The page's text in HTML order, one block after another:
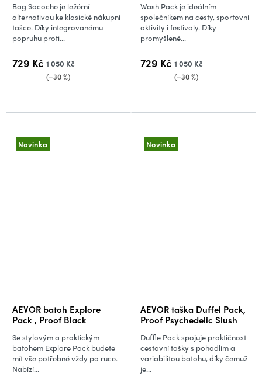
729 Kč 1 050 Kč
(–30 %)
Bag Sacoche je ležérní
alternativou ke klasické nákupní
tašce. Díky integrovanému
popruhu proti...
729 Kč 1 050 Kč
(–30 %)
Wash Pack je ideálním
společníkem na cesty, sportovní
aktivity i festivaly. Díky
promyšlené...
Novinka
AEVOR batoh Explore
Pack , Proof Black
Se stylovým a praktickým
batohem Explore Pack budete
mít vše potřebné vždy po ruce.
Nabízí...
Novinka
AEVOR taška Duffel Pack,
Proof Psychedelic Slush
Duffle Pack spojuje praktičnost
cestovní tašky s pohodlím a
variabilitou batohu, díky čemuž
je...